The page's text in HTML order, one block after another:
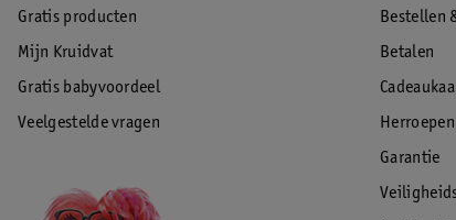
Gratis producten
Mijn Kruidvat
Gratis babyvoordeel
Veelgestelde vragen
Bestellen
Betalen
Garantie